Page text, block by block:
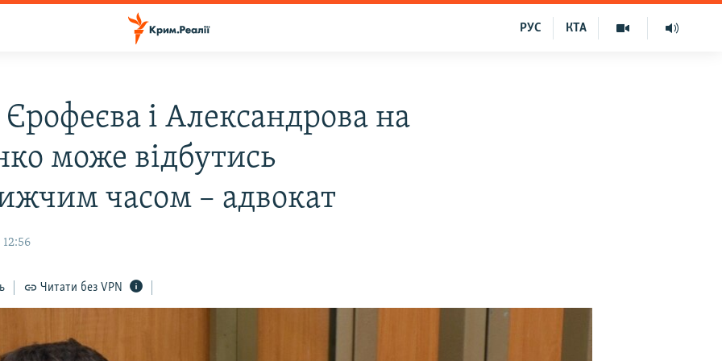
КТА
РУС
і Александрова на
може відбутись
часом – адвокат
12:56
Читати без VPN